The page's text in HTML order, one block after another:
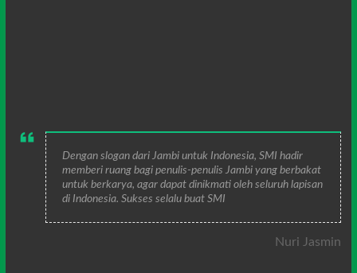
Dengan slogan dari Jambi untuk Indonesia, SMI hadir
memberi ruang bagi penulis-penulis Jambi yang berbakat
untuk berkarya, agar dapat dinikmati oleh seluruh lapisan
di Indonesia. Sukses selalu buat SMI
Nuri Jasmin